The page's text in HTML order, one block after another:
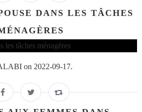
DANS LES TÂCHES
on 2022-09-17.